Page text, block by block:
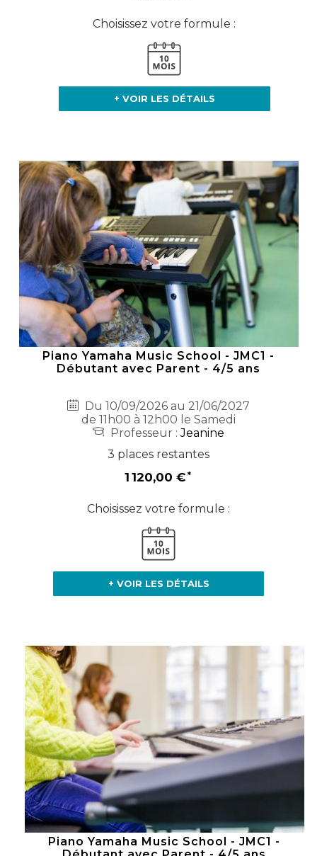
Choisissez votre formule :
+ VOIR LES DÉTAILS
Piano Yamaha Music School - JMC1 -
Débutant avec Parent - 4/5 ans
Du 10/09/2026 au 21/06/2027
de 11h00 à 12h00 le Samedi
Professeur :Jeanine
3 places restantes
1 120,00 €
Choisissez votre formule :
+ VOIR LES DÉTAILS
Piano Yamaha Music School - JMC1 -